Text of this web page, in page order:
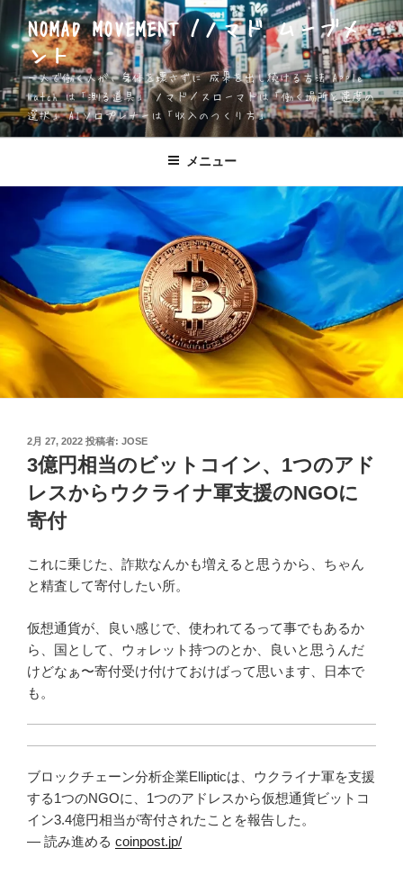
ン
テ
ン
ツ
へ
ス
NOMAD MOVEMENT /ノマド ムーブメ
ント
一人で働く人が、身体を壊さずに 成果を出し続ける方法 Apple
Watch は「測る道具」 ノマド／スローマドは「働く場所と速度の
選択」 AIソロプレナーは「収入のつくり方」
メニュー
投
稿
日:
2月 27, 2022 投稿者: JOSE
3億円相当のビットコイン、1つのアド
レスからウクライナ軍支援のNGOに
寄付
これに乗じた、詐欺なんかも増えると思うから、ちゃん
と精査して寄付したい所。
仮想通貨が、良い感じで、使われてるって事でもあるか
ら、国として、ウォレット持つのとか、良いと思うんだ
けどなぁ〜寄付受け付けておけばって思います、日本で
も。
ブロックチェーン分析企業Ellipticは、ウクライナ軍を支援
する1つのNGOに、1つのアドレスから仮想通貨ビットコ
イン3.4億円相当が寄付されたことを報告した。
— 読み進める coinpost.jp/